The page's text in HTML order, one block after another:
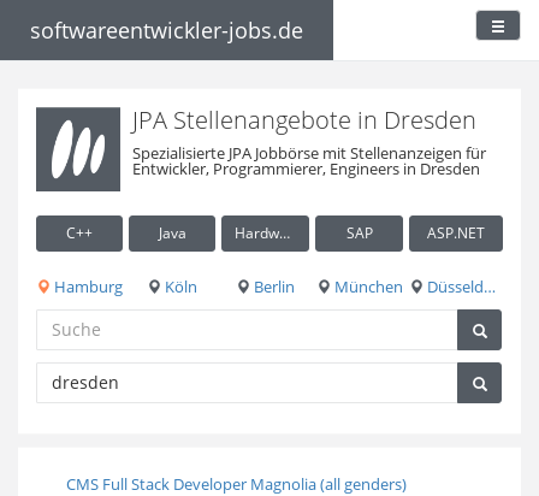
softwareentwickler-jobs.de
JPA Stellenangebote in Dresden
Spezialisierte JPA Jobbörse mit Stellenanzeigen für
Entwickler, Programmierer, Engineers in Dresden
C++ Java Hardware / Embedded SAP ASP.NET
Hamburg Köln Berlin München Düsseldorf
CMS Full Stack Developer Magnolia (all genders)